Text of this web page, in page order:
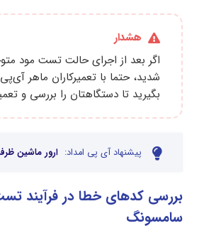
هشدار
اگر بعد از اجرای حالت تست مود
شدید، حتما با تعمیرکاران ماهر
بگیرید تا دستگاهتان را بررسی و
پیشنهاد آی پی امداد: ارور ماشین
بررسی کدهای خطا در فرآیند
سامسونگ